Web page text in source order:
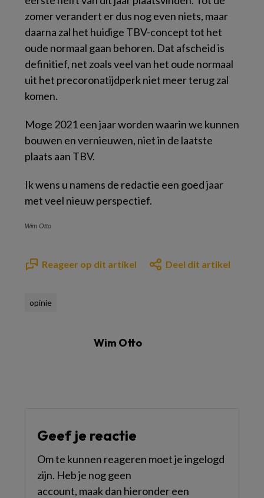
zomer verandert er dus nog even niets, maar
daarna zal het huidige TBV-concept tot het
oude normaal gaan behoren. Dat afscheid is
definitief, net zoals veel van het oude normaal
uit het precoronatijdperk niet meer terug zal
komen.
Moge 2021 een jaar worden waarin we kunnen
bouwen en vernieuwen, niet in de laatste
plaats aan TBV.
Ik wens u namens de redactie een goed jaar
met veel nieuw perspectief.
Wim Otto
Reageer op dit artikel Deel dit artikel
opinie
Wim Otto
Geef je reactie
Om te kunnen reageren moet je ingelogd
zijn. Heb je nog geen
account, maak dan hieronder een